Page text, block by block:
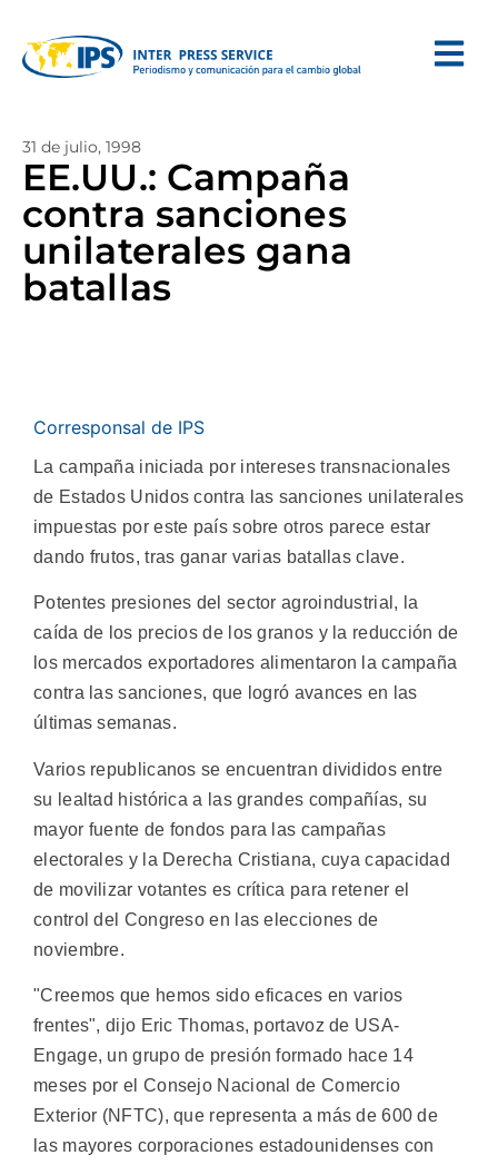
31 de julio, 1998
EE.UU.: Campaña
contra sanciones
unilaterales gana
batallas
Corresponsal de IPS
La campaña iniciada por intereses transnacionales
de Estados Unidos contra las sanciones unilaterales
impuestas por este país sobre otros parece estar
dando frutos, tras ganar varias batallas clave.
Potentes presiones del sector agroindustrial, la
caída de los precios de los granos y la reducción de
los mercados exportadores alimentaron la campaña
contra las sanciones, que logró avances en las
últimas semanas.
Varios republicanos se encuentran divididos entre
su lealtad histórica a las grandes compañías, su
mayor fuente de fondos para las campañas
electorales y la Derecha Cristiana, cuya capacidad
de movilizar votantes es crítica para retener el
control del Congreso en las elecciones de
noviembre.
"Creemos que hemos sido eficaces en varios
frentes", dijo Eric Thomas, portavoz de USA-
Engage, un grupo de presión formado hace 14
meses por el Consejo Nacional de Comercio
Exterior (NFTC), que representa a más de 600 de
las mayores corporaciones estadounidenses con